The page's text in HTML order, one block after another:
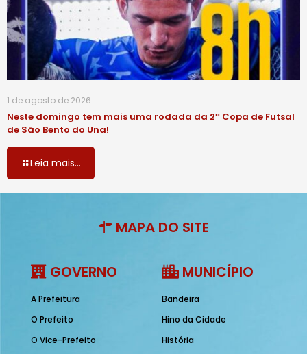
1 de agosto de 2026
Neste domingo tem mais uma rodada da 2ª Copa de Futsal
de São Bento do Una!
Leia mais...
MAPA DO SITE
GOVERNO
A Prefeitura
O Prefeito
O Vice-Prefeito
MUNICÍPIO
Bandeira
Hino da Cidade
História